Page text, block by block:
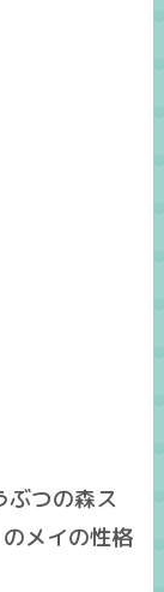
つの森ス
メイの性格